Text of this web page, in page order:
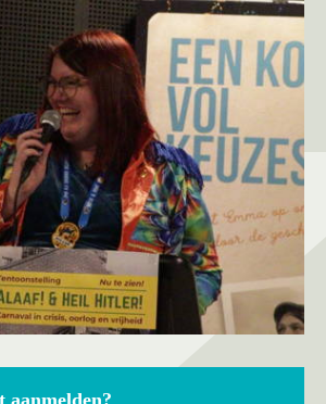
aanmelden?